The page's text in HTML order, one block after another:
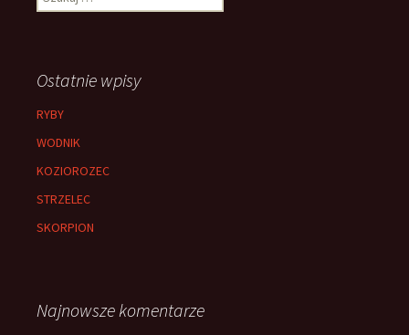
Ostatnie wpisy
RYBY
WODNIK
KOZIOROZEC
STRZELEC
SKORPION
Najnowsze komentarze